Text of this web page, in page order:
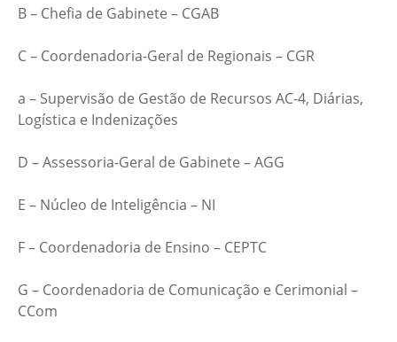
B – Chefia de Gabinete – CGAB
C – Coordenadoria-Geral de Regionais – CGR
a – Supervisão de Gestão de Recursos AC-4, Diárias,
Logística e Indenizações
D – Assessoria-Geral de Gabinete – AGG
E – Núcleo de Inteligência – NI
F – Coordenadoria de Ensino – CEPTC
G – Coordenadoria de Comunicação e Cerimonial –
CCom